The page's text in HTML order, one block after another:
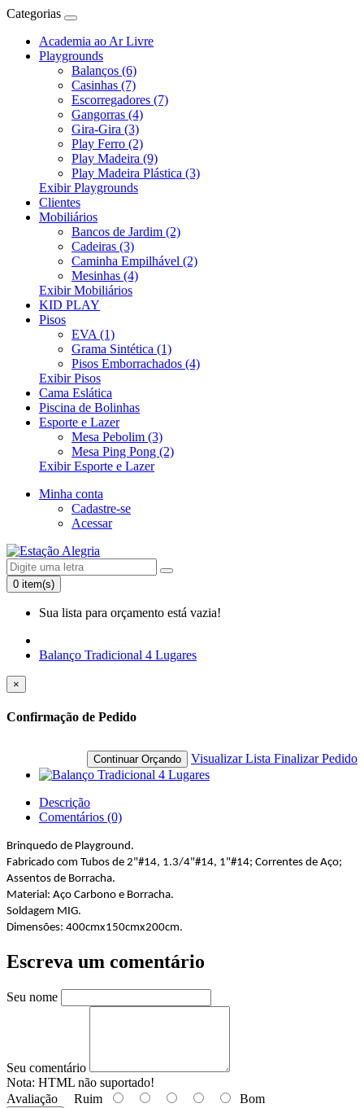
Categorias
Academia ao Ar Livre
Playgrounds
Balanços (6)
Casinhas (7)
Escorregadores (7)
Gangorras (4)
Gira-Gira (3)
Play Ferro (2)
Play Madeira (9)
Play Madeira Plástica (3)
Exibir Playgrounds
Clientes
Mobiliários
Bancos de Jardim (2)
Cadeiras (3)
Caminha Empilhável (2)
Mesinhas (4)
Exibir Mobiliários
KID PLAY
Pisos
EVA (1)
Grama Sintética (1)
Pisos Emborrachados (4)
Exibir Pisos
Cama Eslática
Piscina de Bolinhas
Esporte e Lazer
Mesa Pebolim (3)
Mesa Ping Pong (2)
Exibir Esporte e Lazer
Minha conta
Cadastre-se
Acessar
0 item(s)
Sua lista para orçamento está vazia!
Balanço Tradicional 4 Lugares
×
Confirmação de Pedido
Continuar Orçando Visualizar Lista Finalizar Pedido
Descrição
Comentários (0)
Brinquedo de Playground.
Fabricado com Tubos de 2"#14, 1.3/4"#14, 1"#14; Correntes de Aço;
Assentos de Borracha.
Material: Aço Carbono e Borracha.
Soldagem MIG.
Dimensões: 400cmx150cmx200cm.
Escreva um comentário
Seu nome
Seu comentário
Nota: HTML não suportado!
Avaliação Ruim Bom